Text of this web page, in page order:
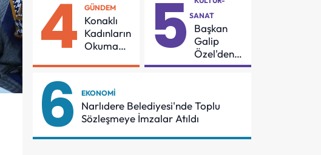
4 GÜNDEM
Konaklı
Kadınların
Okuma
Örnek
5 SANAT
Başkan
Galip
Özel'den
55
Şenliği
6 EKONOMI
Narlıdere Belediyesi'nde Toplu
Sözleşmeye İmzalar Atıldı